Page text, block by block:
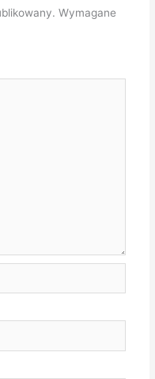
Wymagane